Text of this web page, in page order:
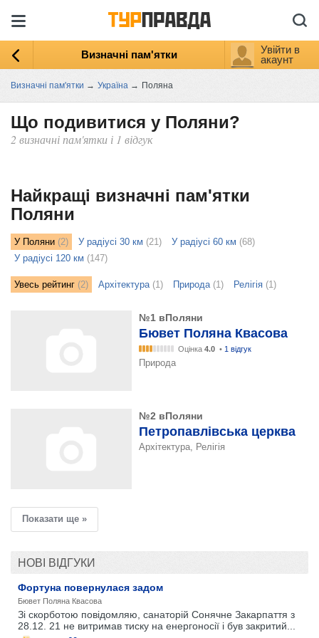
Визначні пам'ятки
Увійти в
акаунт
Визначні пам'ятки → Україна → Поляна
Що подивитися у Поляни?
2 визначні пам'ятки і 1 відгук
Найкращі визначні пам'ятки
Поляни
У Поляни (2) У радіусі 30 км (21) У радіусі 60 км (68)
У радіусі 120 км (147)
Увесь рейтинг (2) Архітектура(1) Природа(1) Релігія (1)
№1 вПоляни
Бювет Поляна Квасова
Оцінка 4.0 • 1 відгук
Природа
№2 вПоляни
Петропавлівська церква
Архітектура, Релігія
Показати ще »
НОВІ ВІДГУКИ
Фортуна повернулася задом
Бювет Поляна Квасова
Зі скорботою повідомляю, санаторій Сонячне Закарпаття з
28.12. 21 не витримав тиску на енергоносії і був закритий...